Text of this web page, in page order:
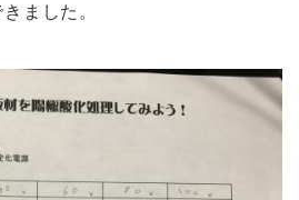
ました。